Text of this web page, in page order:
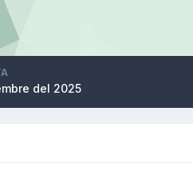
del 2025